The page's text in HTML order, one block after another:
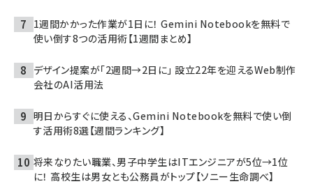
1週間かかった作業が1日に！ Gemini Notebookを無料で
使い倒す8つの活用術【1週間まとめ】
デザイン提案が「2週間→2日に」 設立22年を迎えるWeb制作
会社のAI活用法
明日からすぐに使える、Gemini Notebookを無料で使い倒
す活用術8選【週間ランキング】
将来なりたい職業、男子中学生はITエンジニアが5位→1位
に！ 高校生は男女とも公務員がトップ【ソニー生命調べ】